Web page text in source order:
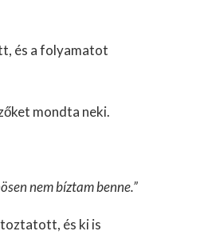
és a folyamatot
mondta neki.
nem bíztam benne.”
és ki is